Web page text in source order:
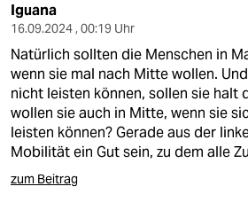
Iguana
16.09.2024 , 00:19 Uhr
Natürlich sollten die Menschen in
wenn sie mal nach Mitte wollen.
nicht leisten können, sollen sie halt
wollen sie auch in Mitte, wenn sie
leisten können? Gerade aus der
Mobilität ein Gut sein, zu dem alle
zum Beitrag